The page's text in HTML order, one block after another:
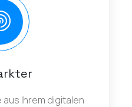
aus Ihrem digitalen